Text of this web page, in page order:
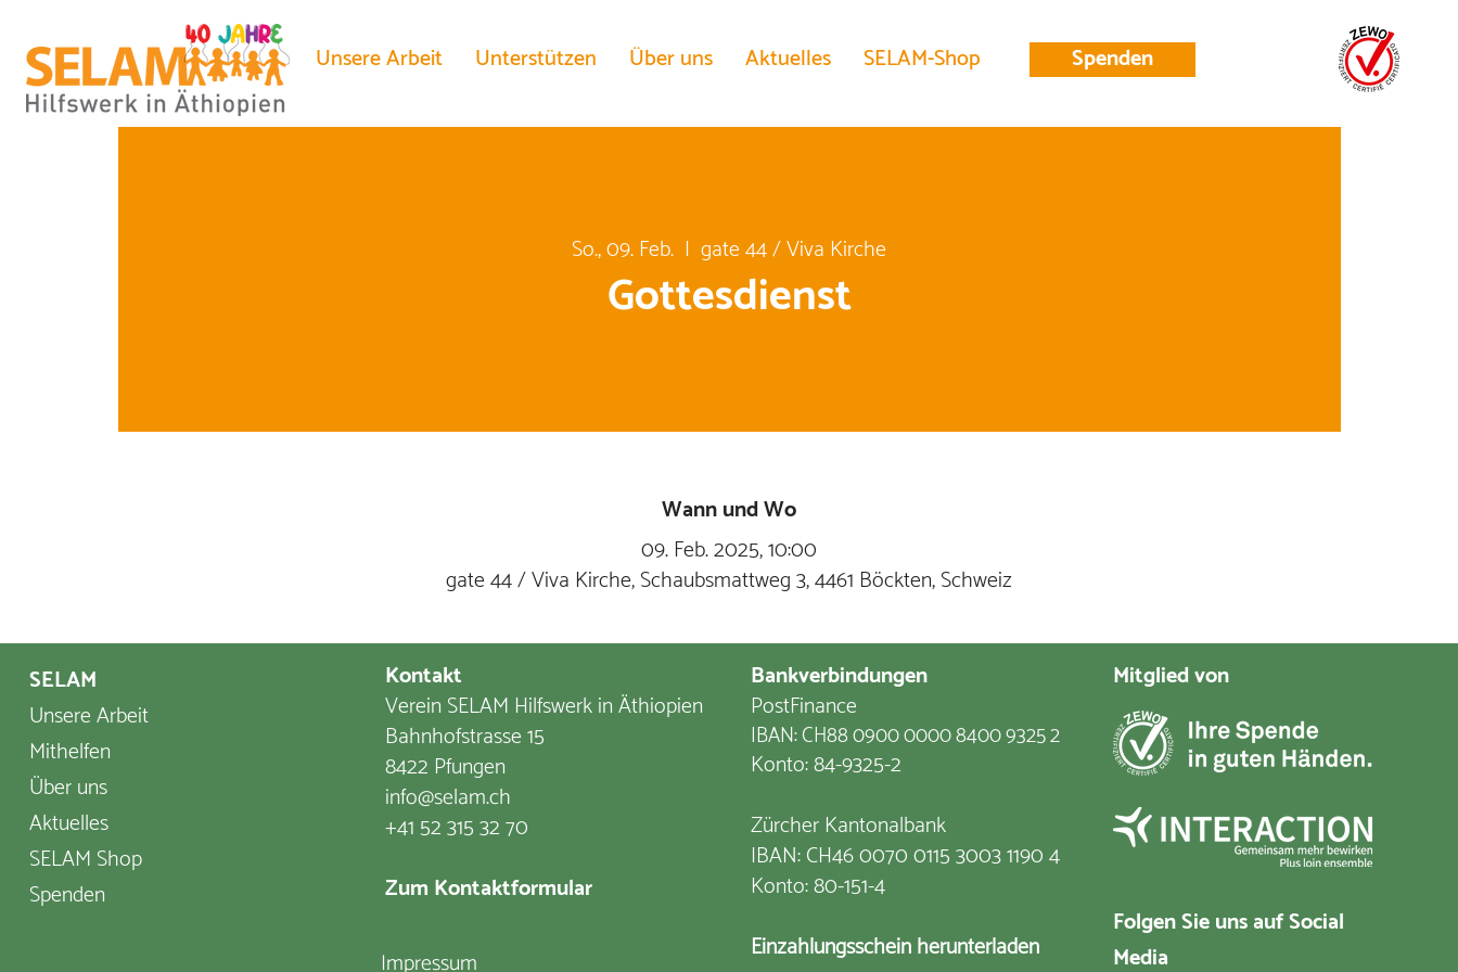
Unsere Arbeit Unterstützen Über uns Aktuelles SELAM-Shop Spenden
So., 09. Feb.
  |
gate 44 / Viva Kirche
Gottesdienst
Wann und Wo
09. Feb. 2025, 10:00
gate 44 / Viva Kirche, Schaubsmattweg 3, 4461 Böckten, Schweiz
SELAM
Unsere Arbeit
Mithelfen
Über uns
Aktuelles
SELAM Shop
Spenden
Kontakt
Verein SELAM Hilfswerk in Äthiopien
Bahnhofstrasse 15
8422 Pfungen
info@selam.ch
+41 52 315 32 70
Zum Kontaktformular
Impressum
Bankverbindungen
PostFinance
IBAN: CH88 0900 0000 8400 9325 2
Konto: 84-9325-2
Zürcher Kantonalbank
IBAN: CH46 0070 0115 3003 1190 4
Konto: 80-151-4
Einzahlungsschein herunterladen
Mitglied von
Folgen Sie uns auf Social
Media